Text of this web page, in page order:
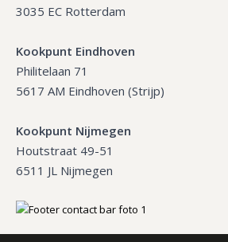
3035 EC Rotterdam
Kookpunt Eindhoven
Philitelaan 71
5617 AM Eindhoven (Strijp)
Kookpunt Nijmegen
Houtstraat 49-51
6511 JL Nijmegen